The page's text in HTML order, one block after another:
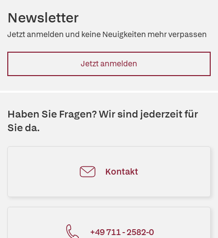
Newsletter
Jetzt anmelden und keine Neuigkeiten mehr verpassen
Jetzt anmelden
Haben Sie Fragen? Wir sind jederzeit für
Sie da.
Kontakt
+49 711 - 2582-0